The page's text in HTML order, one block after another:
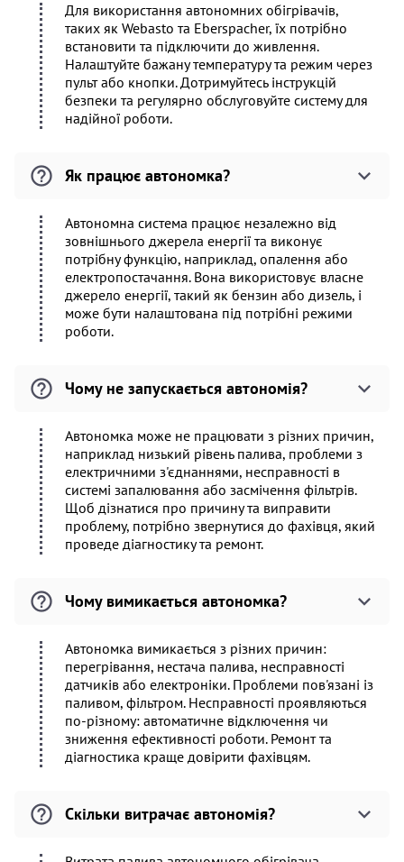
Для використання автономних обігрівачів,
таких як Webasto та Eberspacher, їх потрібно
встановити та підключити до живлення.
Налаштуйте бажану температуру та режим через
пульт або кнопки. Дотримуйтесь інструкцій
безпеки та регулярно обслуговуйте систему для
надійної роботи.
Як працює автономка?
Автономна система працює незалежно від
зовнішнього джерела енергії та виконує
потрібну функцію, наприклад, опалення або
електропостачання. Вона використовує власне
джерело енергії, такий як бензин або дизель, і
може бути налаштована під потрібні режими
роботи.
Чому не запускається автономія?
Автономка може не працювати з різних причин,
наприклад низький рівень палива, проблеми з
електричними з'єднаннями, несправності в
системі запалювання або засмічення фільтрів.
Щоб дізнатися про причину та виправити
проблему, потрібно звернутися до фахівця, який
проведе діагностику та ремонт.
Чому вимикається автономка?
Автономка вимикається з різних причин:
перегрівання, нестача палива, несправності
датчиків або електроніки. Проблеми пов'язані із
паливом, фільтром. Несправності проявляються
по-різному: автоматичне відключення чи
зниження ефективності роботи. Ремонт та
діагностика краще довірити фахівцям.
Скільки витрачає автономія?